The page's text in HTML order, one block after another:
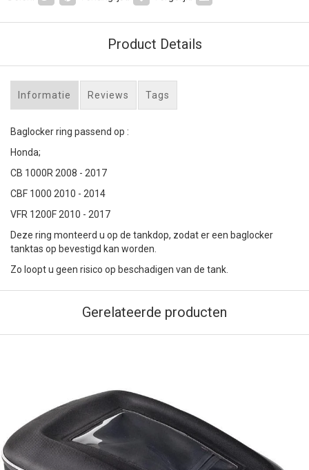
Product Details
Informatie Reviews Tags
Baglocker ring passend op :
Honda;
CB 1000R 2008 - 2017
CBF 1000 2010 - 2014
VFR 1200F 2010 - 2017
Deze ring monteerd u op de tankdop, zodat er een baglocker
tanktas op bevestigd kan worden.
Zo loopt u geen risico op beschadigen van de tank.
Gerelateerde producten